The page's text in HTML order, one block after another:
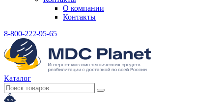
О компании
Контакты
8-800-222-95-65
Каталог